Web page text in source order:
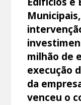
milhão de
execução
da
venceu o